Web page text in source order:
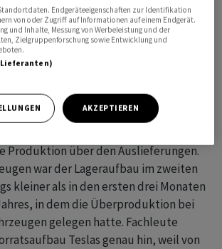
als unerwartet stark.
Quartalsbericht dürfte nun die
Vordergrund stehen - und die Frage,
vonnöten sind, um die
die Nachfrage durch
Produktion über den Auslieferungen.
war der Lageraufbau im zweiten
kleiner als in den ersten drei Monaten
in dem die Überproduktion bei
gelegen hatte. Fachleute
Teslas genau hin, weil von
Endgeräteeigenschaften zur Identifikation
von oder Zugriff auf Informationen auf einem Endgerät.
und Inhalte, Messung von Werbeleistung und der
Zielgruppenforschung sowie Entwicklung und
AKZEPTIEREN